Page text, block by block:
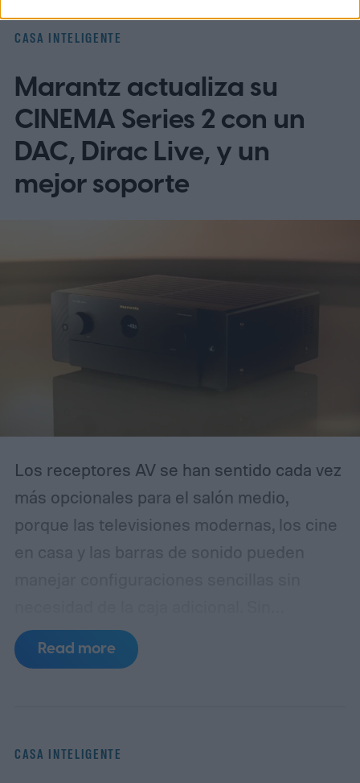
CASA INTELIGENTE
Marantz actualiza su
CINEMA Series 2 con un
DAC, Dirac Live, y un
mejor soporte
Los receptores AV se han sentido cada vez
más opcionales para el salón medio,
porque las televisiones modernas, los cine
en casa y las barras de sonido pueden
embargo, la última gama CINEMA Series 2
de Marantz te obliga a prestar atención a
Read more
CASA INTELIGENTE